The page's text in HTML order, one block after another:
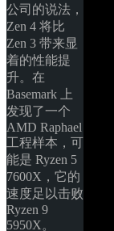
公司的说法，
Zen 4 将比
Zen 3 带来显
着的性能提
升。在
Basemark 上
发现了一个
AMD Raphael
工程样本，可
能是 Ryzen 5
7600X，它的
速度足以击败
Ryzen 9
5950X。